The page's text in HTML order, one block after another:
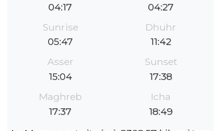
04:17
04:27
Sunrise
05:47
Dhuhr
11:42
Asser
15:04
Sunset
17:38
Maghreb
17:37
Icha
18:49